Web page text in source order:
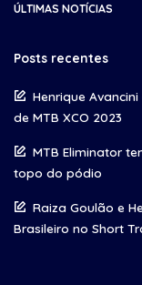
ÚLTIMAS NOTÍCIAS
Posts recentes
Henrique
de MTB XCO 2023
MTB Eliminator
topo do pódio
Raiza Goulão e
Brasileiro no Short